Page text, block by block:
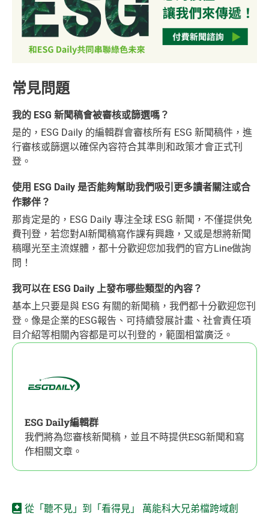
常見問題
我的 ESG 新聞稿會被審核或篩選嗎？
是的，ESG Daily 的編輯群會審核所有 ESG 新聞稿件，進
行審核或篩選以確保內容符合其準則和政策才會正式刊
登。
使用 ESG Daily 是否能夠幫助我們吸引更多讀者關注或合
作夥伴？
那肯定是的，ESG Daily 專注全球 ESG 新聞，不僅提供免
費刊登，若您對AI新聞稿寫作課有興趣，又或是想將新聞
稿曝光至主流媒體，都十分歡迎您加我們的官方Line做詢
問！
我可以在 ESG Daily 上發布哪些類型的內容？
基本上只要是與 ESG 有關的新聞稿，我們都十分歡迎您刊
登。像是企業的ESG報告、可持續發展計畫、社會責任項
目介紹等相關內容都是可以刊登的，範圍相當廣泛。
ESG Daily編輯群
我們將為您審核新聞稿，並且不時提供ESG新聞和寫
作相關文章。
從「聽不見」到「看得見」 萬能科大兄弟檔跨域創